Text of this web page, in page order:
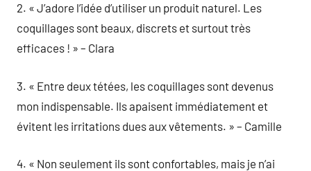
2. « J’adore l’idée d’utiliser un produit naturel. Les
coquillages sont beaux, discrets et surtout très
efficaces ! » – Clara
3. « Entre deux tétées, les coquillages sont devenus
mon indispensable. Ils apaisent immédiatement et
évitent les irritations dues aux vêtements. » – Camille
4. « Non seulement ils sont confortables, mais je n’ai